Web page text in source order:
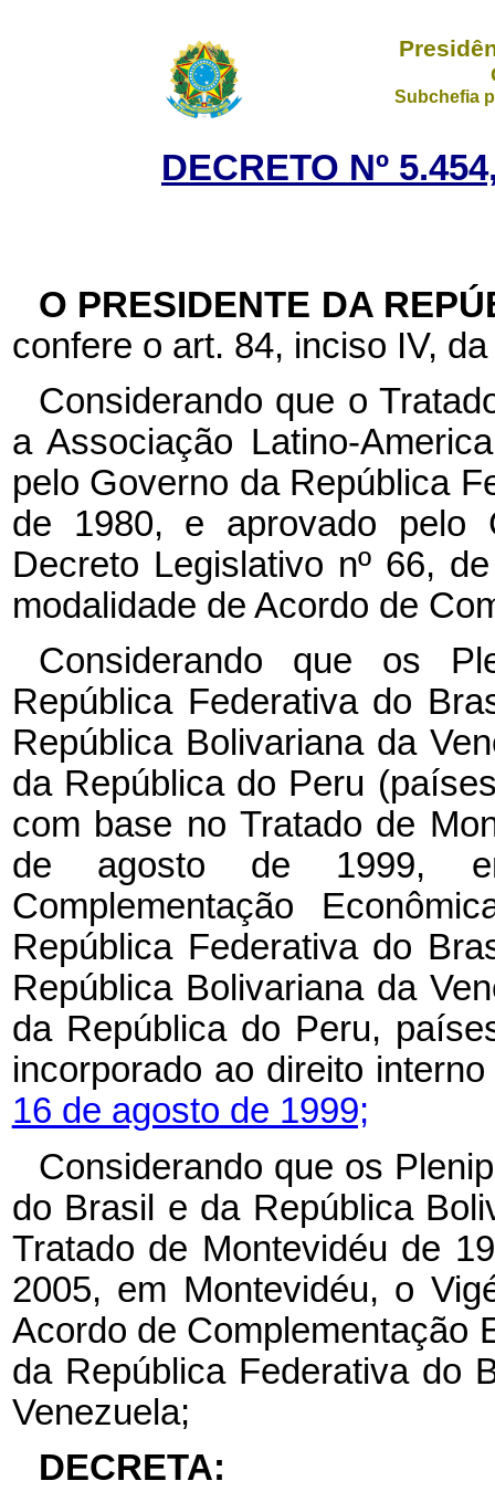
Subchefia
DECRETO Nº
O PRESIDENTE DA
confere o art. 84, inciso IV,
Considerando que o
a Associação Latino-
pelo Governo da República
de 1980, e aprovado pelo
Decreto Legislativo nº 66,
modalidade de Acordo de
Considerando que os
República Federativa do
República Bolivariana da
da República do Peru
com base no Tratado de
de agosto de 1999,
Complementação
República Federativa do
República Bolivariana da
da República do Peru,
incorporado ao direito
16 de agosto de 1999;
Considerando que os
do Brasil e da República
Tratado de Montevidéu de
2005, em Montevidéu, o
Acordo de Complementação
da República Federativa do
Venezuela;
DECRETA: